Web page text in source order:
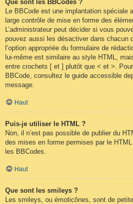
Que sont les BBCodes ?
Le BBCode est une implantation spéciale
large contrôle de mise en forme des
L’administrateur peut décider si vous
pouvez aussi les désactiver dans chacun
l’option appropriée du formulaire de
lui-même est similaire au style HTML,
entre crochets [ et ] plutôt que < et >.
BBCode, consultez le guide accessible
message.
Haut
Puis-je utiliser le HTML ?
Non, il n’est pas possible de publier du
des mises en forme permises par le
les BBCodes.
Haut
Que sont les smileys ?
Les smileys, ou émoticônes, sont de